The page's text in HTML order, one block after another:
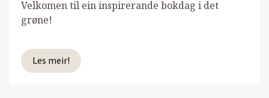
Velkomen til ein inspirerande bokdag i det
grøne!
Les meir!